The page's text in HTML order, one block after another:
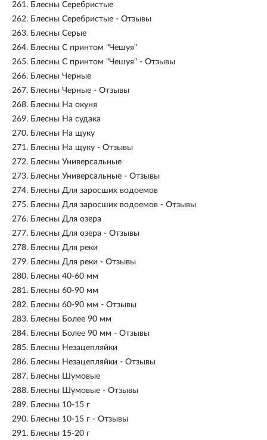
261. Блесны Серебристые
262. Блесны Серебристые - Отзывы
263. Блесны Серые
264. Блесны С принтом "Чешуя"
265. Блесны С принтом "Чешуя" - Отзывы
266. Блесны Черные
267. Блесны Черные - Отзывы
268. Блесны На окуня
269. Блесны На судака
270. Блесны На щуку
271. Блесны На щуку - Отзывы
272. Блесны Универсальные
273. Блесны Универсальные - Отзывы
274. Блесны Для заросших водоемов
275. Блесны Для заросших водоемов - Отзывы
276. Блесны Для озера
277. Блесны Для озера - Отзывы
278. Блесны Для реки
279. Блесны Для реки - Отзывы
280. Блесны 40-60 мм
281. Блесны 60-90 мм
282. Блесны 60-90 мм - Отзывы
283. Блесны Более 90 мм
284. Блесны Более 90 мм - Отзывы
285. Блесны Незацепляйки
286. Блесны Незацепляйки - Отзывы
287. Блесны Шумовые
288. Блесны Шумовые - Отзывы
289. Блесны 10-15 г
290. Блесны 10-15 г - Отзывы
291. Блесны 15-20 г